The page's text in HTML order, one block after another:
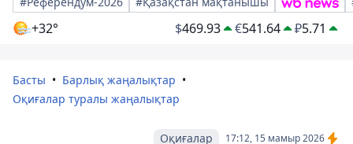
+32° $469.93 €541.64 ₽5.71
Басты
Барлық жаңалықтар
Оқиғалар туралы жаңалықтар
17:12, 15 мамыр 2026
Оқиғалар